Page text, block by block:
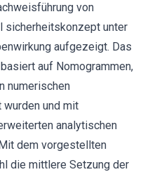
von
sicherheitskonzept unter
aufgezeigt. Das
auf Nomogrammen,
numerischen
und mit
analytischen
dem vorgestellten
die mittlere Setzung der